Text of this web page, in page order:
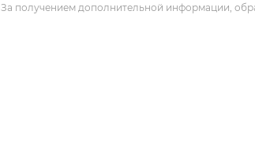
За получением дополнительной информации,